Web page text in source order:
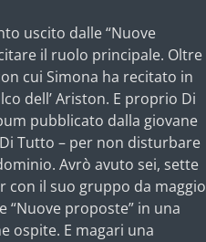
uscito dalle “Nuove
il ruolo principale. Oltre
cui Simona ha recitato in
dell’ Ariston. E proprio Di
pubblicato dalla giovane
Tutto – per non disturbare
Avrò avuto sei, sette
con il suo gruppo da maggio
“Nuove proposte” in una
ospite. E magari una